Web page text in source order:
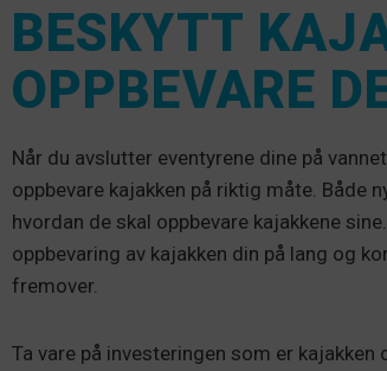
BESKYTT
OPPBEVARE
Når du avslutter eventyrene dine på
oppbevare kajakken på riktig måte. Både
hvordan de skal oppbevare kajakkene
oppbevaring av kajakken din på lang og
fremover.
Ta vare på investeringen som er